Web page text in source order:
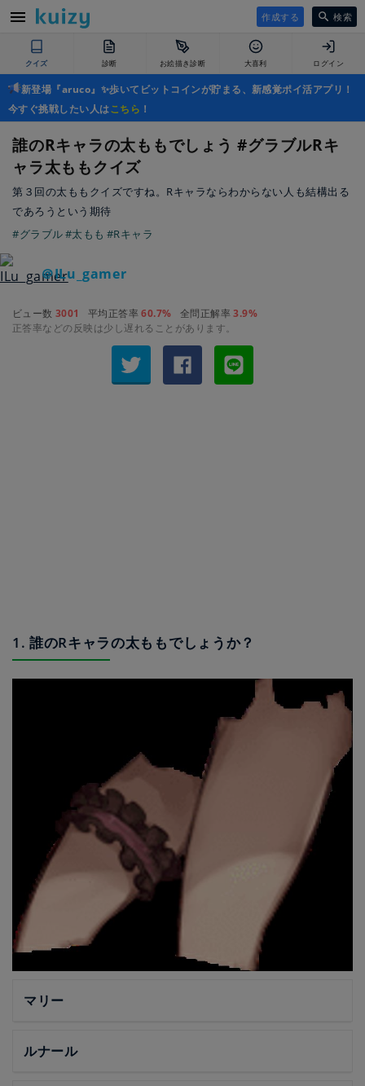
作成する 検索
クイズ 診断 お絵描き診断 大喜利 ログイン
新登場『aruco』✨歩いてビットコインが貯まる、新感覚ポイ活アプリ！
今すぐ挑戦したい人はこちら ！
誰のRキャラの太ももでしょう #グラブルRキ
ャラ太ももクイズ
第３回の太ももクイズですね。Rキャラならわからない人も結構出る
であろうという期待
#グラブル#太もも #Rキャラ
＠ILu_gamer
ビュー数 3001 平均正答率60.7% 全問正解率3.9%
正答率などの反映は少し遅れることがあります。
1. 誰のRキャラの太ももでしょうか？
マリー
ルナール